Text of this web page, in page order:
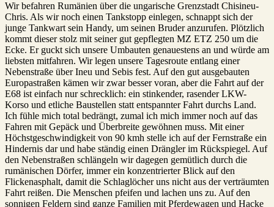
Wir befahren Rumänien über die ungarische Grenzstadt Chisineu-
Chris. Als wir noch einen Tankstopp einlegen, schnappt sich der
junge Tankwart sein Handy, um seinen Bruder anzurufen. Plötzlich
kommt dieser stolz mit seiner gut gepflegten MZ ETZ 250 um die
Ecke. Er guckt sich unsere Umbauten genauestens an und würde am
liebsten mitfahren. Wir legen unsere Tagesroute entlang einer
Nebenstraße über Ineu und Sebis fest. Auf den gut ausgebauten
Europastraßen kämen wir zwar besser voran, aber die Fahrt auf der
E68 ist einfach nur schrecklich: ein stinkender, rasender LKW-
Korso und etliche Baustellen statt entspannter Fahrt durchs Land.
Ich fühle mich total bedrängt, zumal ich mich immer noch auf das
Fahren mit Gepäck und Überbreite gewöhnen muss. Mit einer
Höchstgeschwindigkeit von 90 kmh stelle ich auf der Fernstraße ein
Hindernis dar und habe ständig einen Drängler im Rückspiegel. Auf
den Nebenstraßen schlängeln wir dagegen gemütlich durch die
rumänischen Dörfer, immer ein konzentrierter Blick auf den
Flickenasphalt, damit die Schlaglöcher uns nicht aus der verträumten
Fahrt reißen. Die Menschen pfeifen und lachen uns zu. Auf den
sonnigen Feldern sind ganze Familien mit Pferdewagen und Hacke